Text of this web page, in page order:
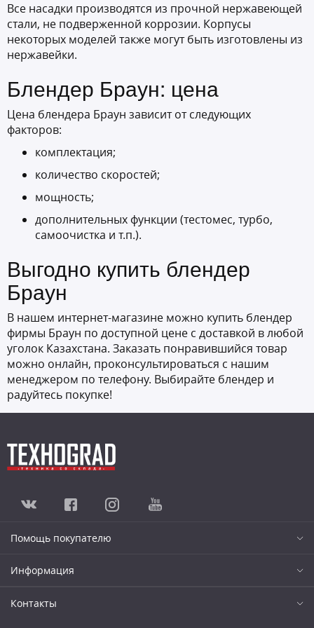
Все насадки производятся из прочной нержавеющей
стали, не подверженной коррозии. Корпусы
некоторых моделей также могут быть изготовлены из
нержавейки.
Блендер Браун: цена
Цена блендера Браун зависит от следующих
факторов:
комплектация;
количество скоростей;
мощность;
дополнительных функции (тестомес, турбо,
самоочистка и т.п.).
Выгодно купить блендер
Браун
В нашем интернет-магазине можно купить блендер
фирмы Браун по доступной цене с доставкой в любой
уголок Казахстана. Заказать понравившийся товар
можно онлайн, проконсультироваться с нашим
менеджером по телефону. Выбирайте блендер и
радуйтесь покупке!
Помощь покупателю
Информация
Контакты